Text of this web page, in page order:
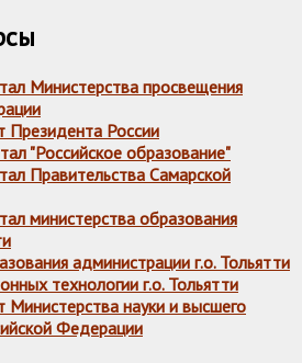
Министерства просвещения
Президента России
"Российское образование"
Правительства Самарской
министерства образования
администрации г.о. Тольятти
технологии г.о. Тольятти
Министерства науки и высшего
Федерации